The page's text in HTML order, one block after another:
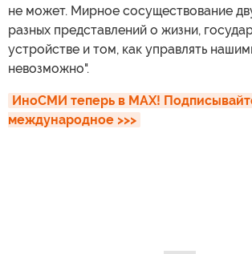
не может. Мирное сосуществование
разных представлений о жизни,
устройстве и том, как управлять
невозможно".
ИноСМИ теперь в MAX!
международное >>>